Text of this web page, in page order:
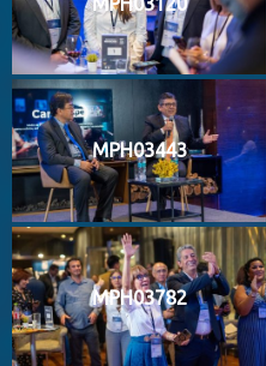
MPH03443
MPH03782